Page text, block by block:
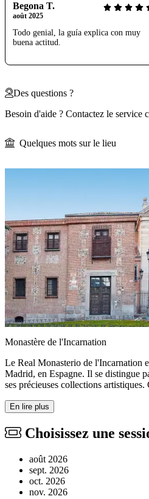
Begona T.
août 2025
Todo genial, la guía explica con muy
buena actitud.
Des questions ?
Besoin d'aide ? Contactez le service
Quelques mots sur le lieu
Monastère de l'Incarnation
Le Real Monasterio de l'Incarnation
Madrid, en Espagne. Il se distingue
ses précieuses collections
En lire plus
Choisissez une
août 2026
sept. 2026
oct. 2026
nov. 2026